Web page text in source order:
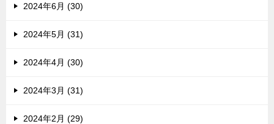
2024年6月 (30)
2024年5月 (31)
2024年4月 (30)
2024年3月 (31)
2024年2月 (29)